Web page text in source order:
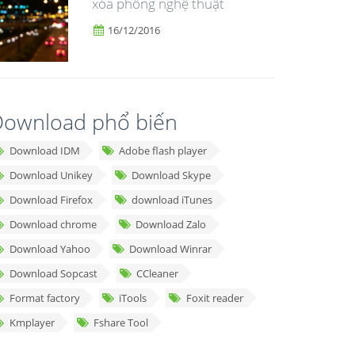
16/12/2016
phổ biến
Download IDM
Adobe flash player
Download Unikey
Download Skype
Download Firefox
download iTunes
Download chrome
Download Zalo
Download Yahoo
Download Winrar
Download Sopcast
CCleaner
Format factory
iTools
Foxit reader
Kmplayer
Fshare Tool